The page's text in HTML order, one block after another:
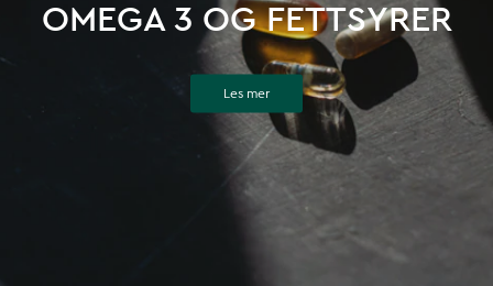
OMEGA 3 OG FETTSYRER
Les mer